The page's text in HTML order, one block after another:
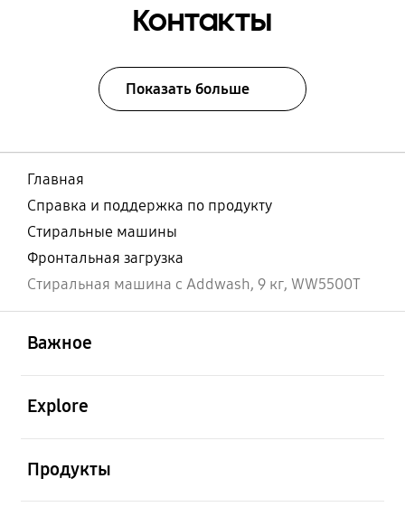
Контакты
Показать больше
Главная
Справка и поддержка по продукту
Стиральные машины
Фронтальная загрузка
Стиральная машина с Addwash, 9 кг, WW5500T
Важное
Explore
Продукты